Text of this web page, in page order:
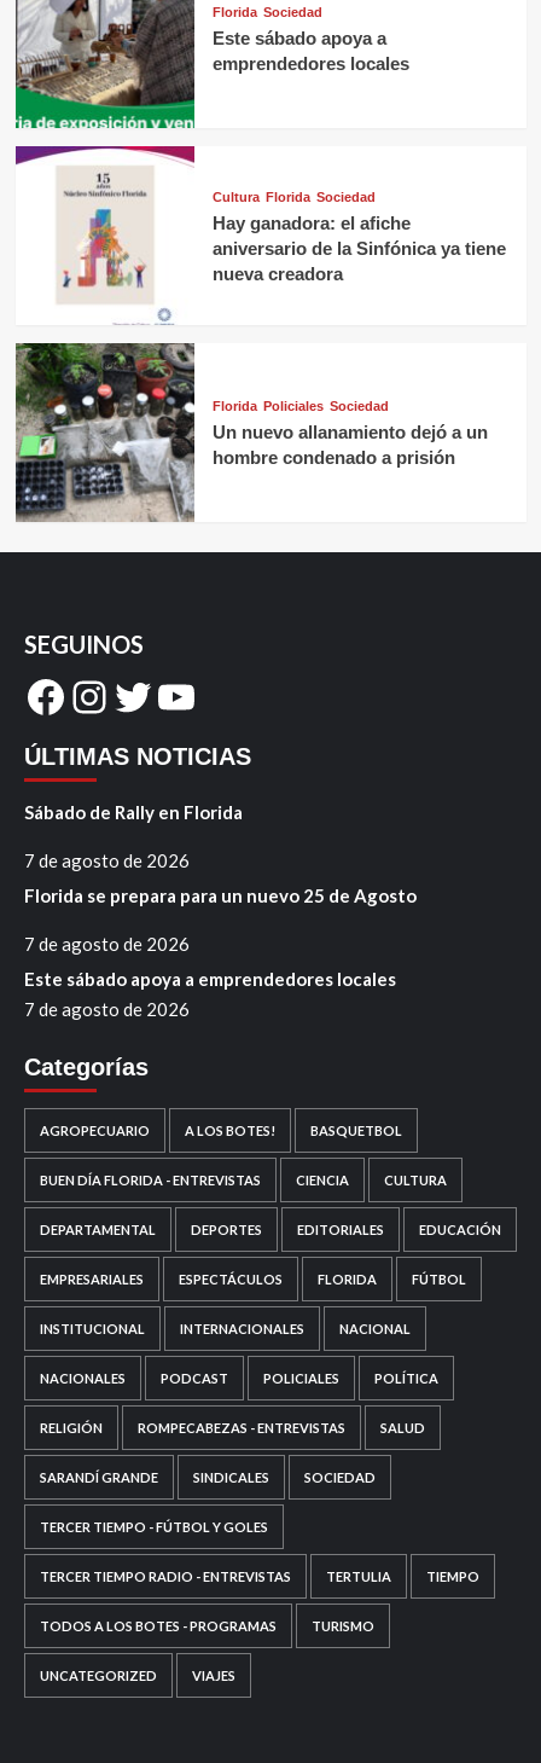
Florida Sociedad
Este sábado apoya a
emprendedores locales
Cultura Florida Sociedad
Hay ganadora: el afiche
aniversario de la Sinfónica ya tiene
nueva creadora
Florida Policiales Sociedad
Un nuevo allanamiento dejó a un
hombre condenado a prisión
SEGUINOS
Facebook
Instagram
Twitter
YouTube
ÚLTIMAS NOTICIAS
Sábado de Rally en Florida
7 de agosto de 2026
Florida se prepara para un nuevo 25 de Agosto
7 de agosto de 2026
Este sábado apoya a emprendedores locales
7 de agosto de 2026
Categorías
AGROPECUARIO A LOS BOTES! BASQUETBOL
BUEN DÍA FLORIDA - ENTREVISTAS CIENCIA CULTURA
DEPARTAMENTAL DEPORTES EDITORIALES EDUCACIÓN
EMPRESARIALES ESPECTÁCULOS FLORIDA FÚTBOL
INSTITUCIONAL INTERNACIONALES NACIONAL
NACIONALES PODCAST POLICIALES POLÍTICA
RELIGIÓN ROMPECABEZAS - ENTREVISTAS SALUD
SARANDÍ GRANDE SINDICALES SOCIEDAD
TERCER TIEMPO - FÚTBOL Y GOLES
TERCER TIEMPO RADIO - ENTREVISTAS TERTULIA TIEMPO
TODOS A LOS BOTES - PROGRAMAS TURISMO
UNCATEGORIZED VIAJES